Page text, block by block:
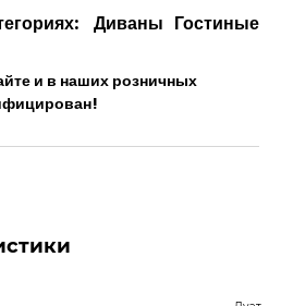
Диваны Гостиные
и в наших розничных